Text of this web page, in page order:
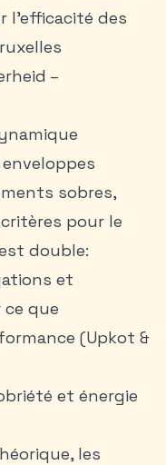
l’efficacité des
–
sobres,
pour le
double:
et
que
(Upkot &
et énergie
les